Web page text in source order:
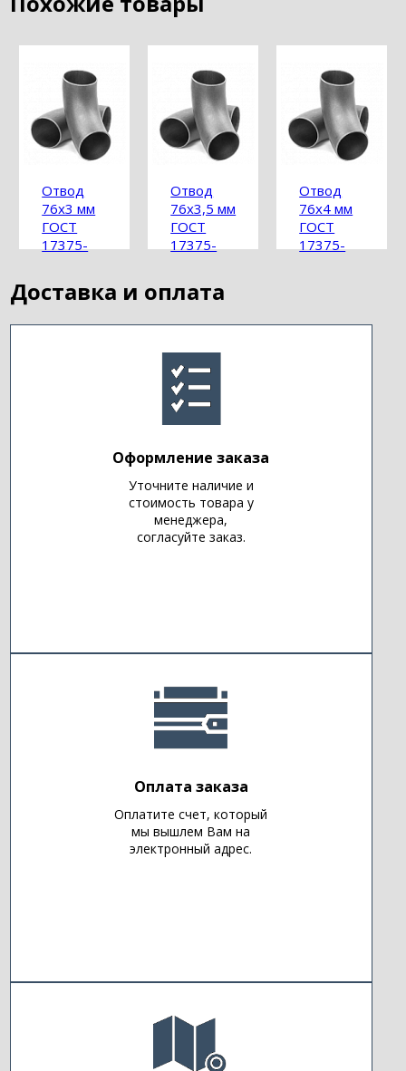
Отвод
76х3 мм
ГОСТ
17375-
Отвод
76х3,5 мм
ГОСТ
17375-
Отвод
76х4 мм
ГОСТ
17375-
Доставка и оплата
Оформление заказа
Уточните наличие и
стоимость товара у
менеджера,
согласуйте заказ.
Оплата заказа
Оплатите счет, который
мы вышлем Вам на
электронный адрес.